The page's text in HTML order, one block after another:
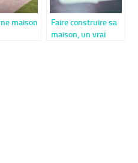
maison
Faire construire sa
maison, un vrai